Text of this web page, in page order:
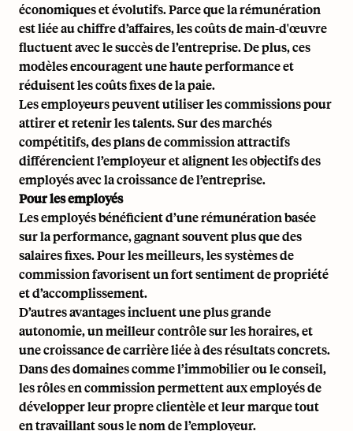
économiques et évolutifs. Parce que la rémunération
est liée au chiffre d’affaires, les coûts de main-d'œuvre
fluctuent avec le succès de l’entreprise. De plus, ces
modèles encouragent une haute performance et
réduisent les coûts fixes de la paie.
Les employeurs peuvent utiliser les commissions pour
attirer et retenir les talents. Sur des marchés
compétitifs, des plans de commission attractifs
différencient l’employeur et alignent les objectifs des
employés avec la croissance de l’entreprise.
Pour les employés
Les employés bénéficient d’une rémunération basée
sur la performance, gagnant souvent plus que des
salaires fixes. Pour les meilleurs, les systèmes de
commission favorisent un fort sentiment de propriété
et d’accomplissement.
D’autres avantages incluent une plus grande
autonomie, un meilleur contrôle sur les horaires, et
une croissance de carrière liée à des résultats concrets.
Dans des domaines comme l’immobilier ou le conseil,
les rôles en commission permettent aux employés de
développer leur propre clientèle et leur marque tout
en travaillant sous le nom de l’employeur.